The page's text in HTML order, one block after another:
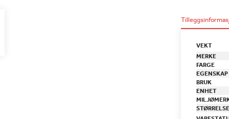
VEKT
MERKE
FARGE
EGENSKAP
BRUK
ENHET
STØRRELSE